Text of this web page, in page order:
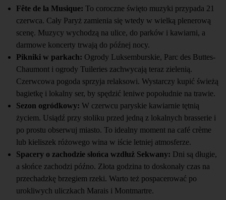
Fête de la Musique: To coroczne święto muzyki przypada 21
czerwca. Cały Paryż zamienia się wtedy w wielką plenerową
scenę. Muzycy wychodzą na ulice, do parków i kawiarni, a
darmowe koncerty trwają do późnej nocy.
Pikniki w parkach: Ogrody Luksemburskie, Parc des Buttes-
Chaumont i ogrody Tuileries zachwycają teraz zielenią.
Czerwcowa pogoda sprzyja relaksowi. Wystarczy kupić świeżą
bagietkę i lokalny ser, by spędzić leniwe popołudnie na trawie.
Sezon ogródkowy: W czerwcu paryskie kawiarnie tętnią
życiem. Usiądź przy stoliku przed jedną z lokalnych brasserie i
po prostu obserwuj miasto. To idealny moment na café crème
lub kieliszek różowego wina w iście letniej atmosferze.
Spacery o zachodzie słońca wzdłuż Sekwany: Dni są długie,
a słońce zachodzi późno. Złota godzina to doskonały czas na
przechadzkę brzegiem rzeki. Warto też pospacerować po
urokliwych uliczkach Marais i Montmartre.